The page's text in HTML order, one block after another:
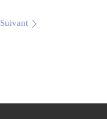
Suivant